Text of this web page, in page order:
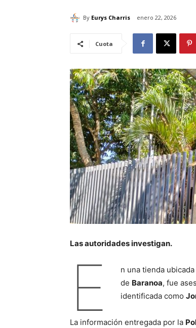
By Eurys Charris enero 22, 2026
Cuota
Las autoridades investigan.
E
n una tienda
de Baranoa, fue
identificada como
La información entregada por la